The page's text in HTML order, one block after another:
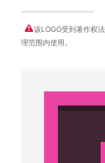
该LOGO受到著作权
理范围内使用。